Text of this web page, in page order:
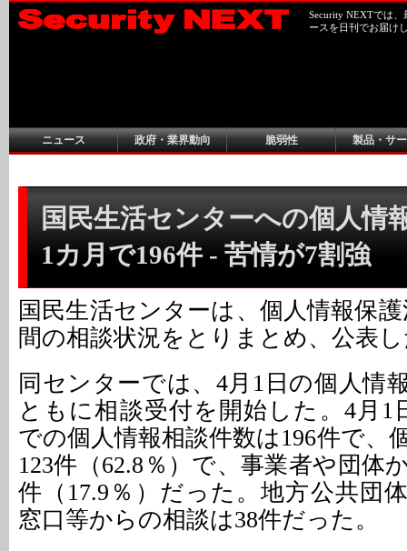
Security NEXTでは
ースを日刊でお届け
ニュース 政府・業界動向 脆弱性 製品・サ
国民生活センターへの個人情
1カ月で196件 - 苦情が7割強
国民生活センターは、個人情報保
間の相談状況をとりまとめ、公表
同センターでは、4月1日の個人情
ともに相談受付を開始した。4月1
での個人情報相談件数は196件で、
123件（62.8％）で、事業者や団体
件（17.9％）だった。地方公共団
窓口等からの相談は38件だった。